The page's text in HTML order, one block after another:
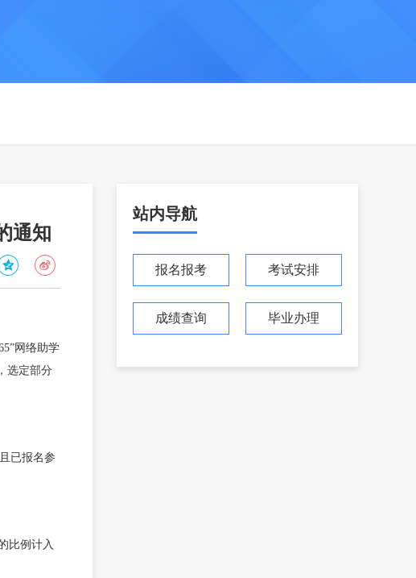
通知
网络助学
选定部分
已报名参
比例计入
站内导航
报名报考 考试安排
成绩查询 毕业办理